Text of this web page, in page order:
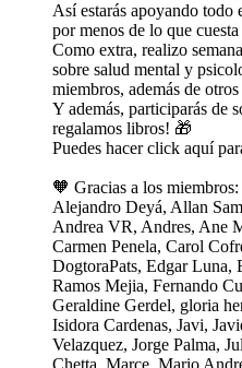
Así estarás apoyando todo
por menos de lo que
Como extra, realizo
sobre salud mental y
miembros, además de
Y además, participarás de
regalamos libros! 🎁
⁠⁠⁠⁠⁠⁠⁠⁠⁠⁠⁠⁠⁠⁠⁠⁠⁠⁠⁠⁠⁠⁠⁠⁠⁠⁠⁠⁠⁠⁠⁠⁠⁠⁠⁠⁠⁠⁠Puedes hacer click aquí
🧡 Gracias a los miembros:
Alejandro Deyá, Allan
Andrea VR, Andres, Ane
Carmen Penela, Carol
DogtoraPats, Edgar Luna,
Ramos Mejia, Fernando
Geraldine Gerdel, gloria
Isidora Cardenas, Javi,
Velazquez, Jorge Palma,